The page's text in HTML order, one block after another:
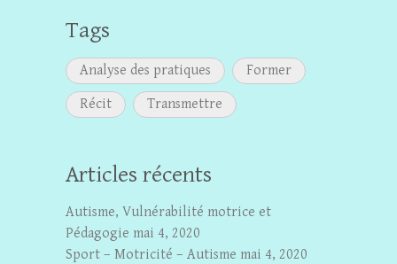
Tags
Analyse des pratiques
Former
Récit
Transmettre
Articles récents
Autisme, Vulnérabilité motrice et
Pédagogie mai 4, 2020
Sport – Motricité – Autisme mai 4, 2020